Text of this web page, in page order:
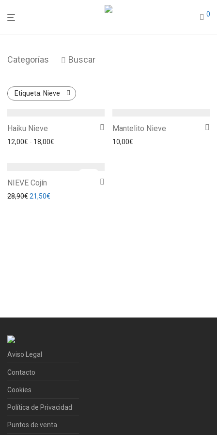
0
Categorías Buscar
Etiqueta: Nieve
Haiku Nieve
12,00€ - 18,00€ Rango de precios: desde 12,00€ hasta 18,00€
Mantelito Nieve
10,00€
NIEVE Cojín
28,90€El precio original era: 28,90€.
21,50€
Aviso Legal
Contacto
Cookies
Política de Privacidad
Puntos de venta